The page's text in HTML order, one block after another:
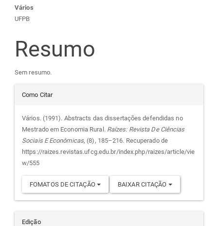
Conteúdo
do
artigo
principal
Vários
UFPB
Resumo
Sem resumo.
Detalhes
do
artigo
Como Citar
Vários. (1991). Abstracts das dissertações defendidas no
Mestrado em Economia Rural. Raízes: Revista De Ciências
Sociais E Econômicas, (8), 185–216. Recuperado de
https://raizes.revistas.ufcg.edu.br/index.php/raizes/article/vie
w/555
FOMATOS DE CITAÇÃO BAIXAR CITAÇÃO
Edição